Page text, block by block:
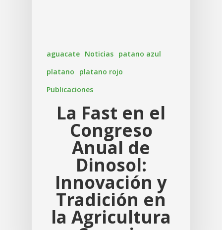
aguacate Noticias patano azul
platano
platano rojo
Publicaciones
La Fast en el
Congreso
Anual de
Dinosol:
Innovación y
Tradición en
la Agricultura
NOSOTROS
Historia
105º Aniversario
Medalla de oro
Únete al equipo de
PRODUCTOS Y
PRODUCTOS
Plátano de Canarias
Plátano Rojo
Aguacate
PRODUCTOS
SERVICIOS
Servicios Socios/as
RSC
BLOG
CONTACTO
MARCAS